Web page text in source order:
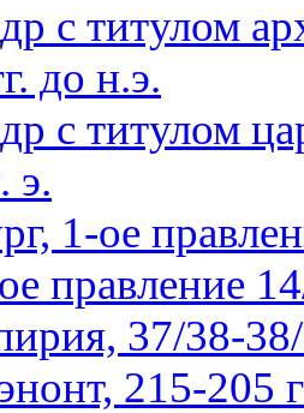
с титулом
до н.э.
с титулом
э.
1-ое
правление
37/38-
215-205